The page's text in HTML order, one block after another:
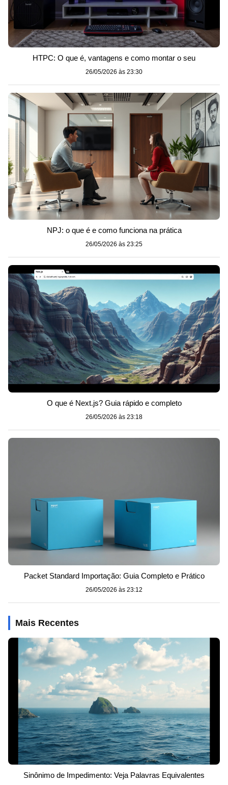
HTPC: O que é, vantagens e como montar o seu
26/05/2026 às 23:30
NPJ: o que é e como funciona na prática
26/05/2026 às 23:25
O que é Next.js? Guia rápido e completo
26/05/2026 às 23:18
Packet Standard Importação: Guia Completo e Prático
26/05/2026 às 23:12
Mais Recentes
Sinônimo de Impedimento: Veja Palavras Equivalentes